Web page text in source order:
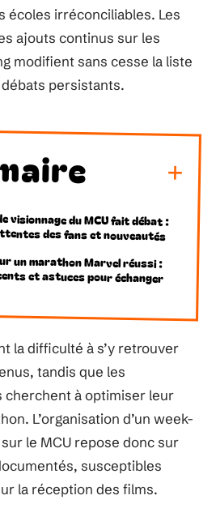
écoles irréconciliables. Les
ajouts continus sur les
modifient sans cesse la liste
persistants.
visionnage du MCU fait débat :
des fans et nouveautés
un marathon Marvel réussi :
et astuces pour échanger
la difficulté à s’y retrouver
tandis que les
cherchent à optimiser leur
L’organisation d’un week-
le MCU repose donc sur
susceptibles
la réception des films.